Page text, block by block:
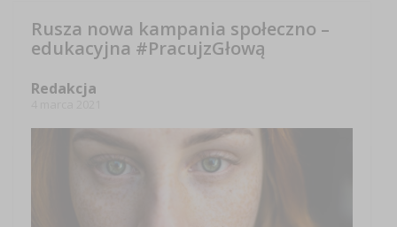
Rusza nowa kampania społeczno –
edukacyjna #PracujzGłową
Redakcja